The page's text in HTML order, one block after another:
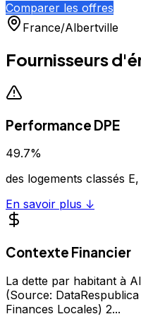
Comparer les offres
France/Albertville
Fournisseurs
Performance DPE
49.7%
des logements classés
En savoir plus ↓
Contexte Financier
La dette par habitant à
(Source:
Finances Locales) 2...